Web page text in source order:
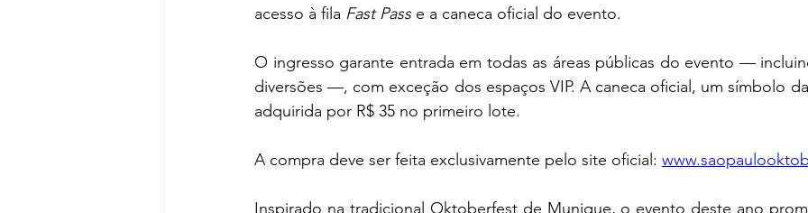
acesso à fila Fast Pass e a caneca oficial do evento.
O ingresso garante entrada em todas as áreas públicas do evento —
diversões —, com exceção dos espaços VIP. A caneca oficial, um símbolo
adquirida por R$ 35 no primeiro lote.
A compra deve ser feita exclusivamente pelo site oficial:
Inspirado na tradicional Oktoberfest de Munique, o evento deste ano